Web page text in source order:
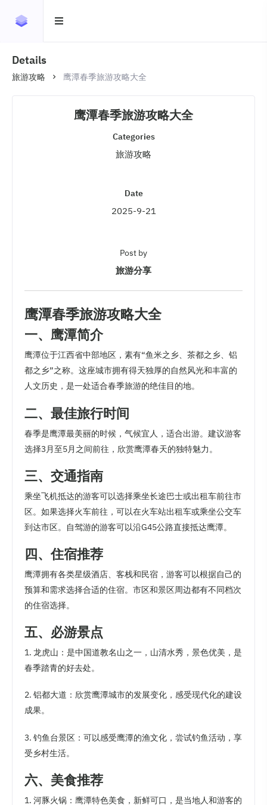
Details
旅游攻略 鹰潭春季旅游攻略大全
鹰潭春季旅游攻略大全
Categories
旅游攻略
Date
2025-9-21
Post by
旅游分享
鹰潭春季旅游攻略大全
一、鹰潭简介
鹰潭位于江西省中部地区，素有“鱼米之乡、茶都之乡、铝
都之乡”之称。这座城市拥有得天独厚的自然风光和丰富的
人文历史，是一处适合春季旅游的绝佳目的地。
二、最佳旅行时间
春季是鹰潭最美丽的时候，气候宜人，适合出游。建议游客
选择3月至5月之间前往，欣赏鹰潭春天的独特魅力。
三、交通指南
乘坐飞机抵达的游客可以选择乘坐长途巴士或出租车前往市
区。如果选择火车前往，可以在火车站出租车或乘坐公交车
到达市区。自驾游的游客可以沿G45公路直接抵达鹰潭。
四、住宿推荐
鹰潭拥有各类星级酒店、客栈和民宿，游客可以根据自己的
预算和需求选择合适的住宿。市区和景区周边都有不同档次
的住宿选择。
五、必游景点
1. 龙虎山：是中国道教名山之一，山清水秀，景色优美，是
春季踏青的好去处。
2. 铝都大道：欣赏鹰潭城市的发展变化，感受现代化的建设
成果。
3. 钓鱼台景区：可以感受鹰潭的渔文化，尝试钓鱼活动，享
受乡村生活。
六、美食推荐
1. 河豚火锅：鹰潭特色美食，新鲜可口，是当地人和游客的